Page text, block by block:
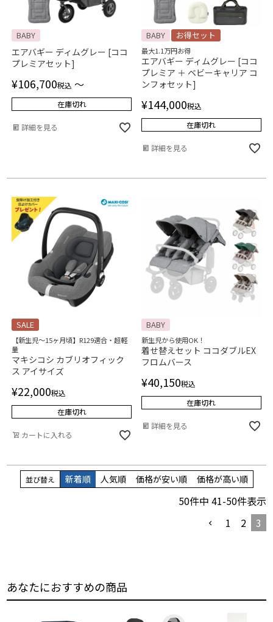
BABY
エアバギー ディムグレー [ココ
プレミアセット]
¥106,700税込 〜
在庫切れ
詳細を見る
BABY お得セット
最大1.1万円お得
エアバギー ディムグレー [ココ
プレミア ＋ ベビーキャリア コ
ンフォセット]
¥144,000税込
在庫切れ
詳細を見る
SALE
【新生児～15ヶ月頃】R129適合・超軽
量
マキシコシ カブリオフィック
ス アイサイズ
¥22,000税込
在庫切れ
カートに入れる
BABY
新生児から使用OK！
着せ替えセット ココダブルEX
フロムバース
¥40,150税込
在庫切れ
詳細を見る
並び替え 新着順 人気順 価格が安い順 価格が高い順
50件中 41-50件表示
1
2 3
あなたにおすすめの商品